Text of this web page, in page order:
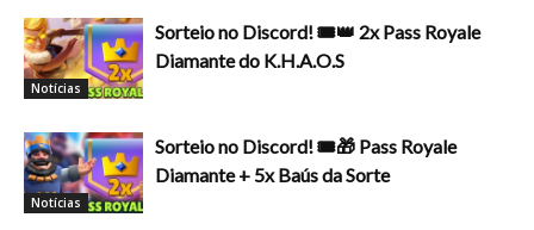
Notícias
Sorteio no Discord! 🎟️👑 2x Pass Royale
Diamante do K.H.A.O.S
Notícias
Sorteio no Discord! 🎟️🎁 Pass Royale
Diamante + 5x Baús da Sorte